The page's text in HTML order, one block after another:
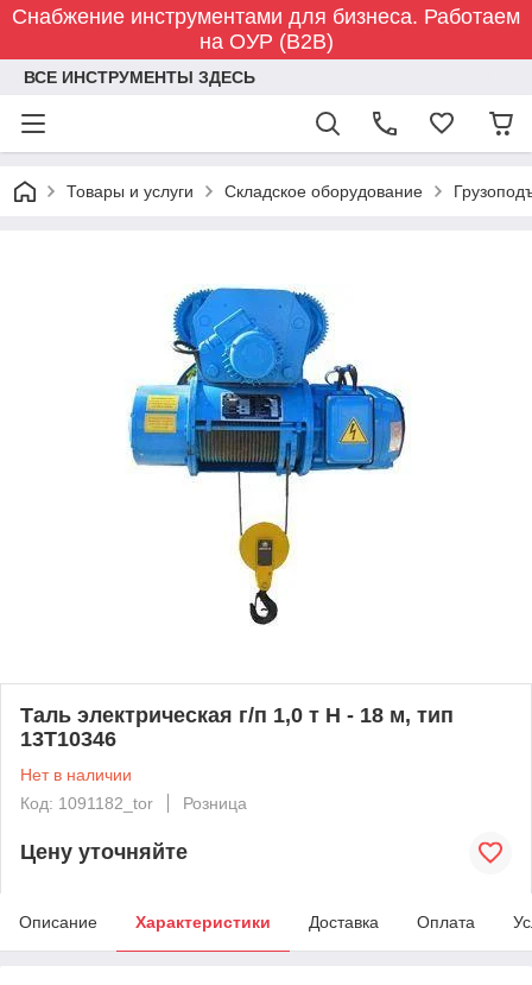
Снабжение инструментами для бизнеса. Работаем
на ОУР (B2B)
ВСЕ ИНСТРУМЕНТЫ ЗДЕСЬ
Товары и услуги Складское оборудование
Таль электрическая г/п 1,0 т Н - 18 м, тип
13Т10346
Нет в наличии
Код: 1091182_tor
Розница
Цену уточняйте
Описание Характеристики Доставка Оплата